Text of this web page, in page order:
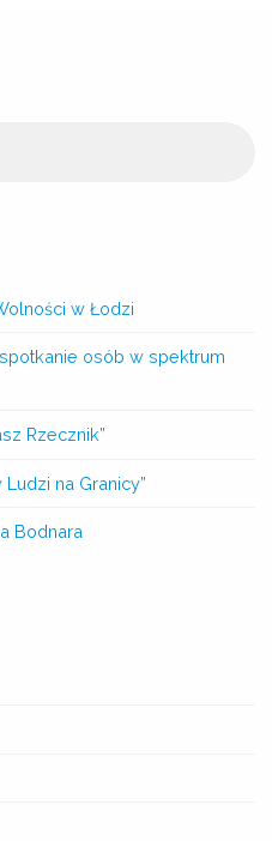
w Łodzi
osób w spektrum
Rzecznik”
na Granicy”
Bodnara